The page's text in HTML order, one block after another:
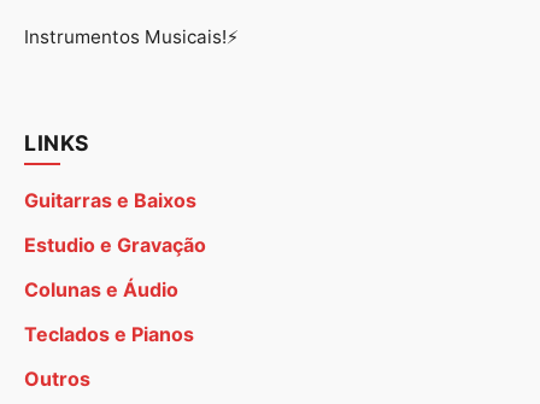
Instrumentos Musicais!⚡
LINKS
Guitarras e Baixos
Estudio e Gravação
Colunas e Áudio
Teclados e Pianos
Outros